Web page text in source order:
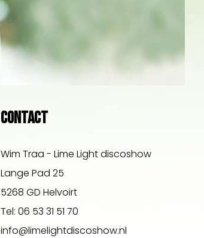
Contact
Wim Traa - Lime Light discoshow
Lange Pad 25
5268 GD Helvoirt
Tel: 06 53 31 51 70
info@limelightdiscoshow.nl